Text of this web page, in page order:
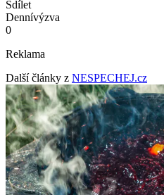
Sdílet
Dennívýzva
0
Reklama
Další články z NESPECHEJ.cz